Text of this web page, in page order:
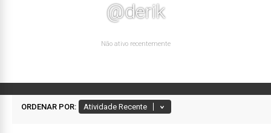
@derik
Não ativo recentemente
ORDENAR POR: